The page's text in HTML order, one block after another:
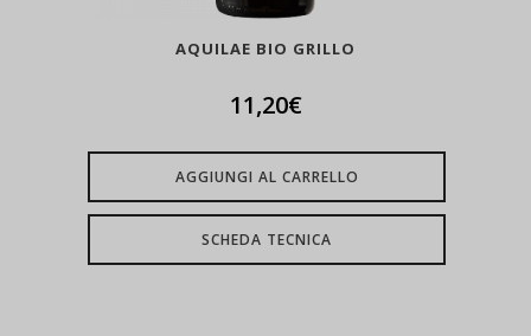
AQUILAE BIO GRILLO
11,20€
AGGIUNGI AL CARRELLO
SCHEDA TECNICA